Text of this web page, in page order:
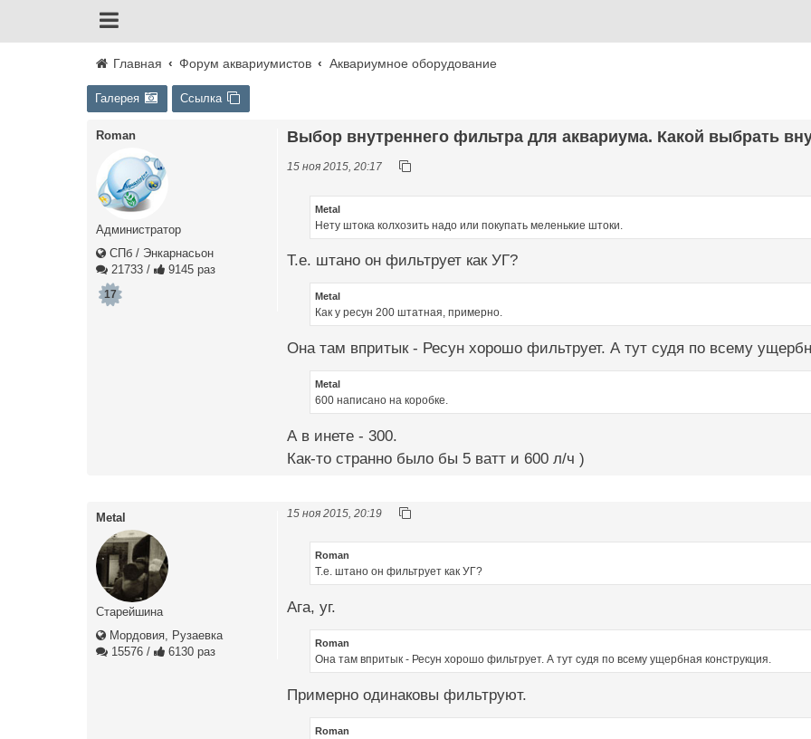
Главная Форум аквариумистов Аквариумное оборудование
Галерея Ссылка
Roman
Администратор
СПб / Энкарнасьон
21733 / 9145 раз
17
Выбор внутреннего фильтра для аквариума. Какой выбрать
15 ноя 2015, 20:17
Metal
Нету штока колхозить надо или покупать меленькие штоки.
Т.е. штано он фильтрует как УГ?
Metal
Как у ресун 200 штатная, примерно.
Она там впритык - Ресун хорошо фильтрует. А тут судя по всему
Metal
600 написано на коробке.
А в инете - 300.
Как-то странно было бы 5 ватт и 600 л/ч )
Metal
Старейшина
Мордовия, Рузаевка
15576 / 6130 раз
15 ноя 2015, 20:19
Roman
Т.е. штано он фильтрует как УГ?
Ага, уг.
Roman
Она там впритык - Ресун хорошо фильтрует. А тут судя по всему ущербная конструкция.
Примерно одинаковы фильтруют.
Roman